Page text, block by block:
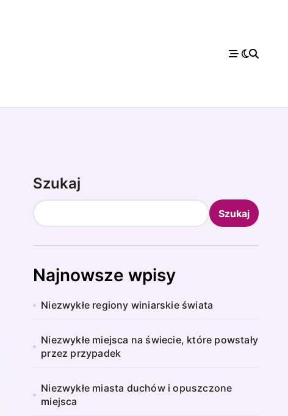
Szukaj
Szukaj
Najnowsze wpisy
Niezwykłe regiony winiarskie świata
Niezwykłe miejsca na świecie, które powstały
przez przypadek
Niezwykłe miasta duchów i opuszczone
miejsca